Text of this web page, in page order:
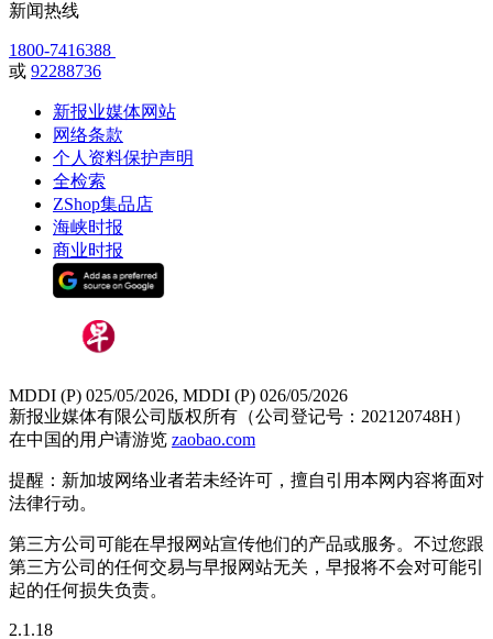
新闻热线
1800-7416388
或 92288736
新报业媒体网站
网络条款
个人资料保护声明
全检索
ZShop集品店
海峡时报
商业时报
MDDI (P) 025/05/2026, MDDI (P) 026/05/2026
新报业媒体有限公司版权所有（公司登记号：202120748H）
在中国的用户请游览 zaobao.com
提醒：新加坡网络业者若未经许可，擅自引用本网内容将面对
法律行动。
第三方公司可能在早报网站宣传他们的产品或服务。不过您跟
第三方公司的任何交易与早报网站无关，早报将不会对可能引
起的任何损失负责。
2.1.18